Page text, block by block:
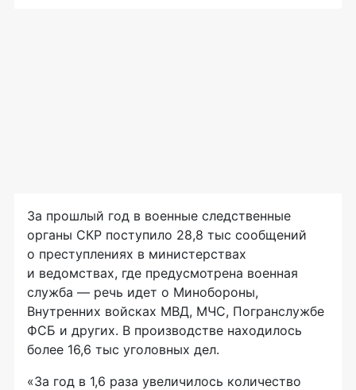
За прошлый год в военные следственные
органы СКР поступило 28,8 тыс сообщений
о преступлениях в министерствах
и ведомствах, где предусмотрена военная
служба — речь идет о Минобороны,
Внутренних войсках МВД, МЧС, Погранслужбе
ФСБ и других. В производстве находилось
более 16,6 тыс уголовных дел.
«За год в 1,6 раза увеличилось количество